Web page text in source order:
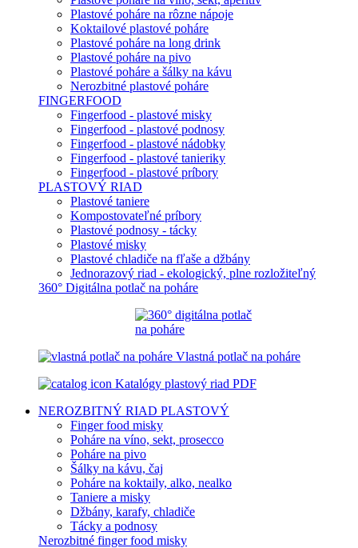
Plastové poháre na rôzne nápoje
Koktailové plastové poháre
Plastové poháre na long drink
Plastové poháre na pivo
Plastové poháre a šálky na kávu
Nerozbitné plastové poháre
FINGERFOOD
Fingerfood - plastové misky
Fingerfood - plastové podnosy
Fingerfood - plastové nádobky
Fingerfood - plastové tanieriky
Fingerfood - plastové príbory
PLASTOVÝ RIAD
Plastové taniere
Kompostovateľné príbory
Plastové podnosy - tácky
Plastové misky
Plastové chladiče na fľaše a džbány
Jednorazový riad - ekologický, plne rozložiteľný
360° Digitálna potlač na poháre
Vlastná potlač na poháre
Katalógy plastový riad PDF
NEROZBITNÝ RIAD PLASTOVÝ
Finger food misky
Poháre na víno, sekt, prosecco
Poháre na pivo
Šálky na kávu, čaj
Poháre na koktaily, alko, nealko
Taniere a misky
Džbány, karafy, chladiče
Tácky a podnosy
Nerozbitné finger food misky